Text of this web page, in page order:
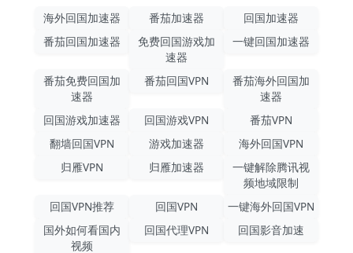
海外回国加速器 番茄加速器
回国加速器
番茄回国加速器
免费回国游戏加
速器
一键回国加速器
番茄免费回国加
速器
番茄回国VPN
番茄海外回国加
速器
回国游戏加速器
回国游戏VPN
番茄VPN
翻墙回国VPN
游戏加速器
海外回国VPN
归雁VPN
归雁加速器
一键解除腾讯视
频地域限制
回国VPN推荐
回国VPN
一键海外回国VPN
国外如何看国内
视频
回国代理VPN 回国影音加速